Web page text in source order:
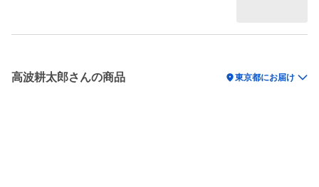
高波耕太郎さんの商品 location_on東京都にお届け